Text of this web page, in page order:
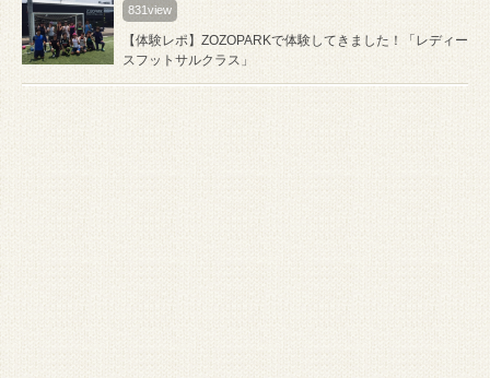
831view
【体験レポ】ZOZOPARKで体験してきました！「レディー
スフットサルクラス」